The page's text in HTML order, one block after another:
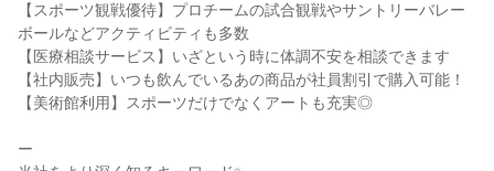
【スポーツ観戦優待】プロチームの試合観戦やサントリーバレー
ボールなどアクティビティも多数
【医療相談サービス】いざという時に体調不安を相談できます
【社内販売】いつも飲んでいるあの商品が社員割引で購入可能！
【美術館利用】スポーツだけでなくアートも充実◎
ー